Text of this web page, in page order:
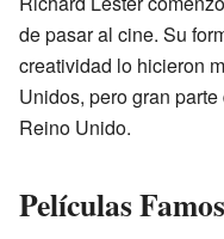
de pasar al cine. Su
creatividad lo hicieron
Unidos, pero gran
Reino Unido.
Películas